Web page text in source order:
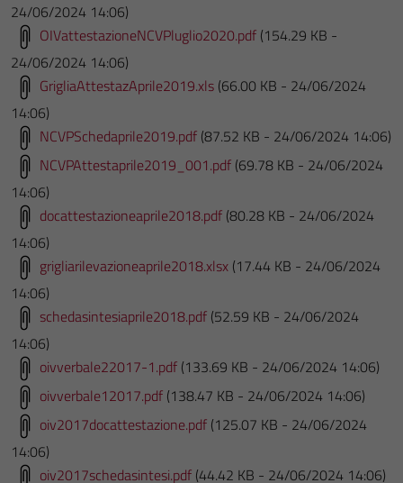
24/06/2024 14:06)
OIVattestazioneNCVPluglio2020.pdf (154.29 KB -
24/06/2024 14:06)
GrigliaAttestazAprile2019.xls (66.00 KB - 24/06/2024
14:06)
NCVPSchedaprile2019.pdf (87.52 KB - 24/06/2024 14:06)
NCVPAttestaprile2019_001.pdf (69.78 KB - 24/06/2024
14:06)
docattestazioneaprile2018.pdf (80.28 KB - 24/06/2024
14:06)
grigliarilevazioneaprile2018.xlsx (17.44 KB - 24/06/2024
14:06)
schedasintesiaprile2018.pdf (52.59 KB - 24/06/2024
14:06)
oivverbale22017-1.pdf (133.69 KB - 24/06/2024 14:06)
oivverbale12017.pdf (138.47 KB - 24/06/2024 14:06)
oiv2017docattestazione.pdf (125.07 KB - 24/06/2024
14:06)
oiv2017schedasintesi.pdf (44.42 KB - 24/06/2024 14:06)